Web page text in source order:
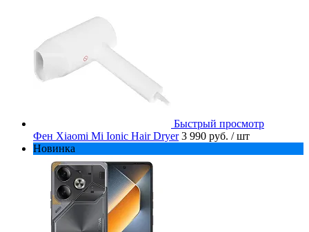
Быстрый просмотр
Фен Xiaomi Mi Ionic Hair Dryer 3 990 руб. / шт
Новинка